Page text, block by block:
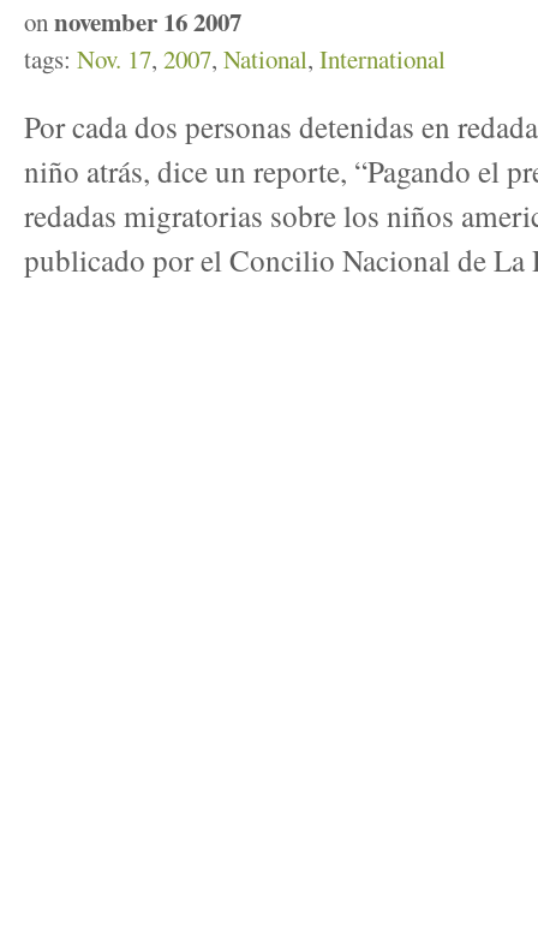
onnovember 16 2007
tags: Nov. 17, 2007, National, International
Por cada dos personas detenidas en
niño atrás, dice un reporte, “Pagando el
redadas migratorias sobre los niños
publicado por el Concilio Nacional de La